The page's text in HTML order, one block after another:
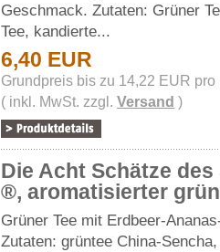
Geschmack. Zutaten: Grüner
Tee, kandierte...
6,40 EUR
Grundpreis bis zu 14,22 EUR pro
( inkl. MwSt. zzgl.Versand )
Die Acht Schätze des
®, aromatisierter
Grüner Tee mit Erdbeer-
Zutaten: grüntee China-